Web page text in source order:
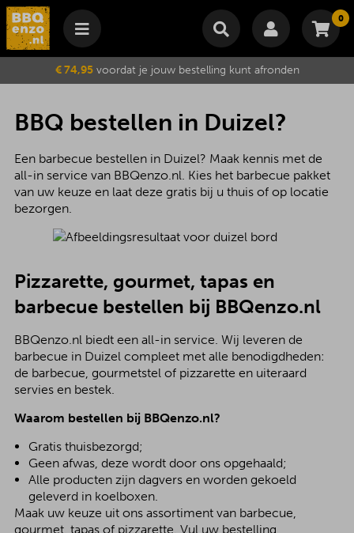
0
Winkelmand
Je winkelwagen is momenteel leeg.
Subtotaal €
Wijzig winkelmand Bestellen
€ 74,95voordat je jouw bestelling kunt afronden
BBQ bestellen in Duizel?
Een barbecue bestellen in Duizel? Maak kennis met de
all-in service van BBQenzo.nl. Kies het barbecue pakket
van uw keuze en laat deze gratis bij u thuis of op locatie
bezorgen.
Pizzarette, gourmet, tapas en
barbecue bestellen bij BBQenzo.nl
BBQenzo.nl biedt een all-in service. Wij leveren de
barbecue in Duizel compleet met alle benodigdheden:
de barbecue, gourmetstel of pizzarette en uiteraard
servies en bestek.
Waarom bestellen bij BBQenzo.nl?
Gratis thuisbezorgd;
Geen afwas, deze wordt door ons opgehaald;
Alle producten zijn dagvers en worden gekoeld
geleverd in koelboxen.
Maak uw keuze uit ons assortiment van barbecue,
gourmet, tapas of pizzarette. Vul uw bestelling